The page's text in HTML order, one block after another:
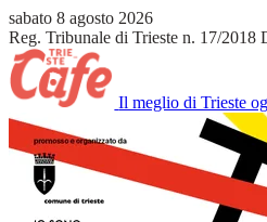
sabato 8 agosto 2026
Reg. Tribunale di Trieste n. 17/2018
Il meglio di Trieste